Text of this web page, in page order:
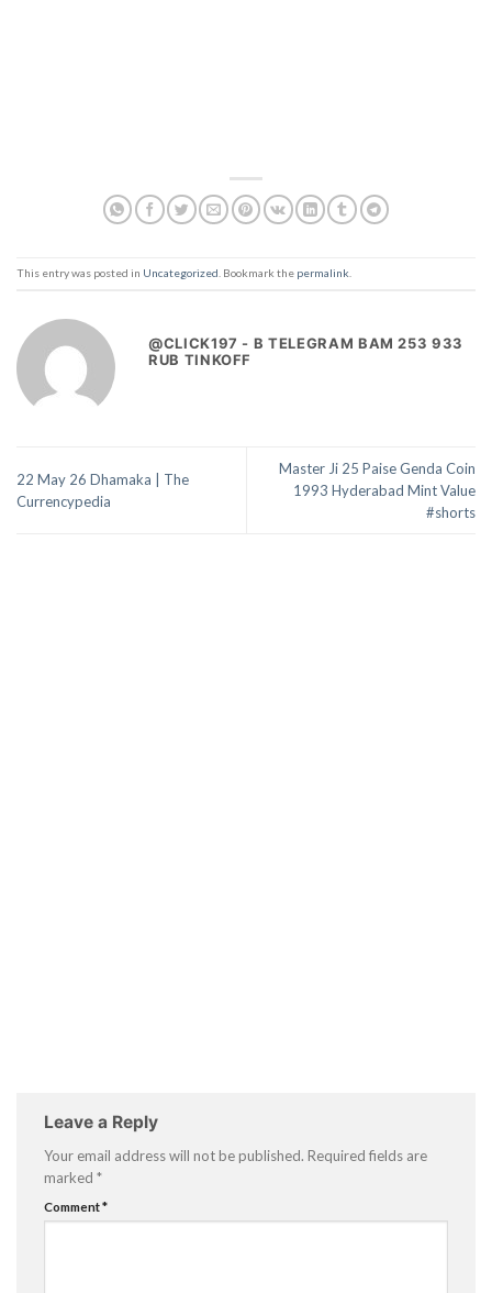
This entry was posted in Uncategorized . Bookmark the permalink
@CLICK197 - B TELEGRAM BAM 253 933
RUB TINKOFF
22 May 26 Dhamaka | The
Currencypedia
Master Ji 25 Paise Genda Coin
1993 Hyderabad Mint Value
#shorts
Leave a Reply
Your email address will not be published. Required fields are
marked *
Comment*